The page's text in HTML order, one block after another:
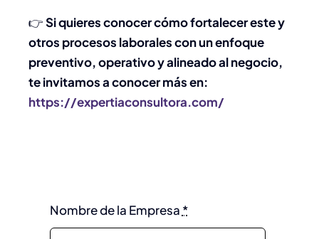
👉Si quieres conocer cómo fortalecer este y
otros procesos laborales con un enfoque
preventivo, operativo y alineado al negocio,
te invitamos a conocer más en:
https://expertiaconsultora.com/
Nombre de la Empresa *